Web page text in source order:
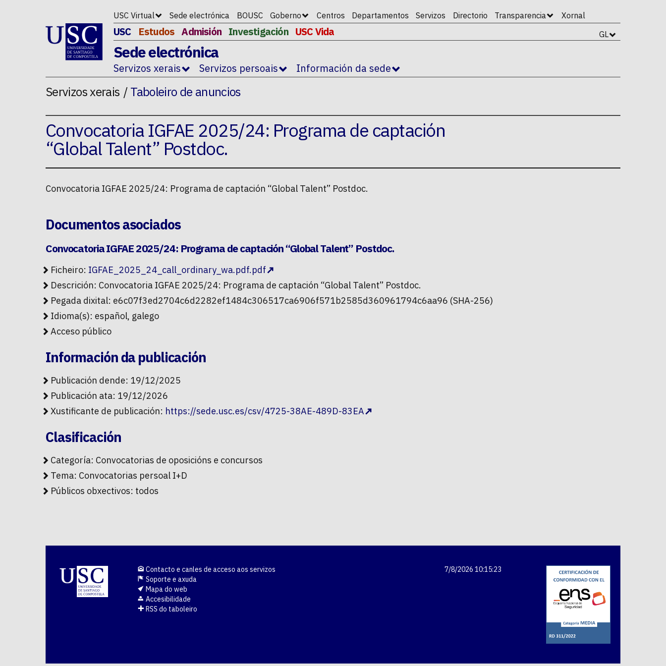
USC Virtual Sede electrónica BOUSC Goberno Centros Departamentos Servizos Directorio Transparencia Xornal
USC Estudos Admisión Investigación USC Vida
Sede electrónica
Servizos xerais Servizos persoais Información da sede
GL
Servizos xerais Taboleiro de anuncios
Convocatoria IGFAE 2025/24: Programa de captación
“Global Talent” Postdoc.
Convocatoria IGFAE 2025/24: Programa de captación “Global Talent” Postdoc.
Documentos asociados
Convocatoria IGFAE 2025/24: Programa de captación “Global Talent” Postdoc.
Ficheiro: IGFAE_2025_24_call_ordinary_wa.pdf.pdf
Descrición: Convocatoria IGFAE 2025/24: Programa de captación “Global Talent” Postdoc.
Pegada dixital: e6c07f3ed2704c6d2282ef1484c306517ca6906f571b2585d360961794c6aa96 (SHA-256)
Idioma(s): español, galego
Acceso público
Información da publicación
Publicación dende: 19/12/2025
Publicación ata: 19/12/2026
Xustificante de publicación: https://sede.usc.es/csv/4725-38AE-489D-83EA
Clasificación
Categoría: Convocatorias de oposicións e concursos
Tema: Convocatorias persoal I+D
Públicos obxectivos: todos
Contacto e canles de acceso aos servizos
Soporte e axuda
Mapa do web
Accesibilidade
RSS do taboleiro
7/8/2026 10:15:23